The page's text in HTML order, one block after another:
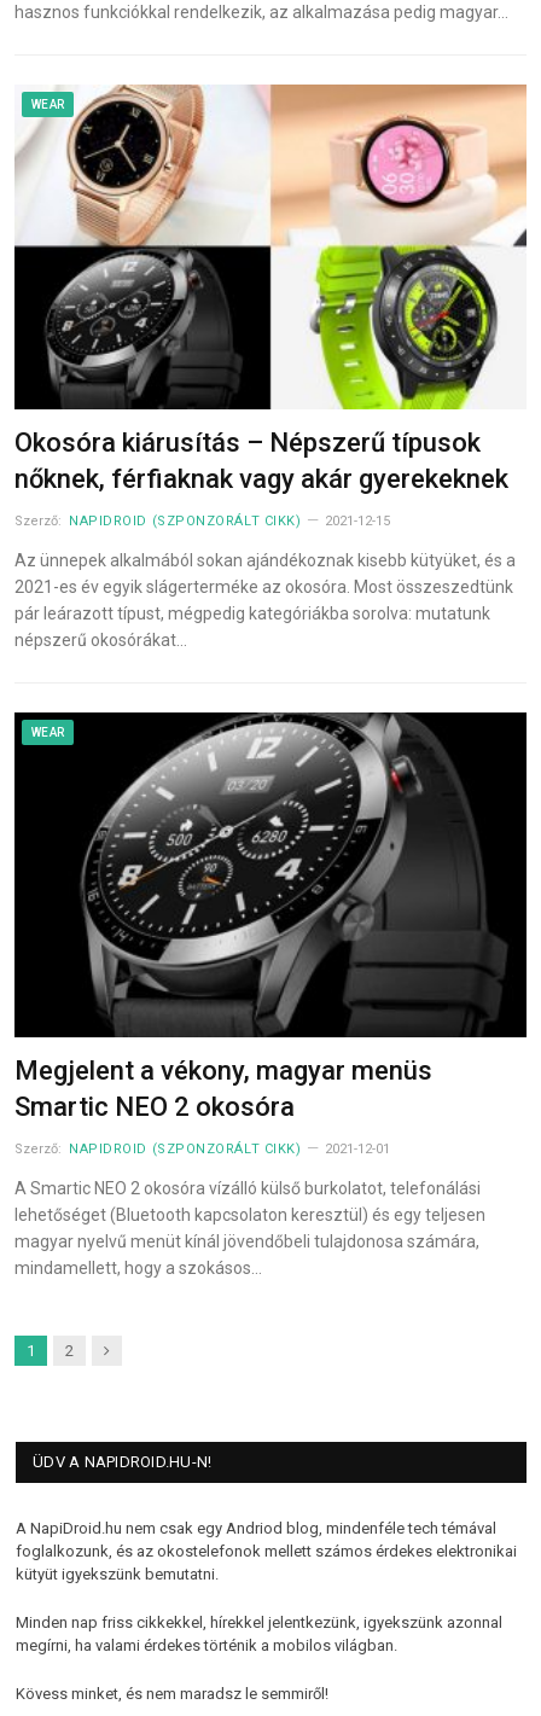
hasznos funkciókkal rendelkezik, az alkalmazása pedig magyar…
WEAR
Okosóra kiárusítás – Népszerű típusok
nőknek, férfiaknak vagy akár gyerekeknek
Szerző: NAPIDROID (SZPONZORÁLT CIKK) 2021-12-15
Az ünnepek alkalmából sokan ajándékoznak kisebb kütyüket, és a
2021-es év egyik slágerterméke az okosóra. Most összeszedtünk
pár leárazott típust, mégpedig kategóriákba sorolva: mutatunk
népszerű okosórákat…
WEAR
Megjelent a vékony, magyar menüs
Smartic NEO 2 okosóra
Szerző: NAPIDROID (SZPONZORÁLT CIKK) 2021-12-01
A Smartic NEO 2 okosóra vízálló külső burkolatot, telefonálási
lehetőséget (Bluetooth kapcsolaton keresztül) és egy teljesen
magyar nyelvű menüt kínál jövendőbeli tulajdonosa számára,
mindamellett, hogy a szokásos…
1 2 Next
ÜDV A NAPIDROID.HU-N!
A NapiDroid.hu nem csak egy Andriod blog, mindenféle tech témával
foglalkozunk, és az okostelefonok mellett számos érdekes elektronikai
kütyüt igyekszünk bemutatni.
Minden nap friss cikkekkel, hírekkel jelentkezünk, igyekszünk azonnal
megírni, ha valami érdekes történik a mobilos világban.
Kövess minket, és nem maradsz le semmiről!